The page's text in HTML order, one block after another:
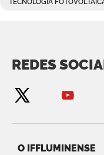
TECNOLOGIA
REDES
O IFFLUMINENSE